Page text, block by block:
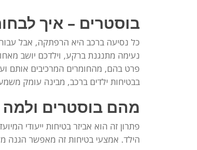
size
בוסטרים – איך
כל נסיעה ברכב היא הרפתקה, אבל
נעימה מתנגנת ברקע, וילדכם יושב
פרט בהם, מהחומרים המרכיבים אותם
בבטיחות ילדים ברכב, מבינה עומק
מהם בוסטרים
פתרון זה הוא אביזר בטיחות ייעודי
הילד. אמצעי בטיחות זה מאפשר הגנה